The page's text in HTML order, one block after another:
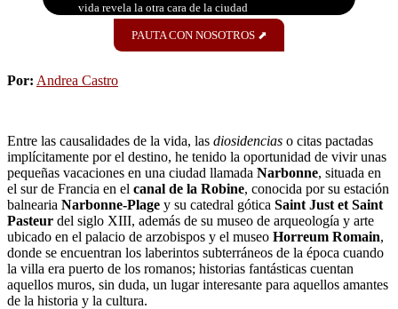
vida revela la otra cara de la ciudad
PAUTA CON NOSOTROS ⬈
Por: Andrea Castro
Entre las causalidades de la vida, las diosidencias o citas pactadas
implícitamente por el destino, he tenido la oportunidad de vivir unas
pequeñas vacaciones en una ciudad llamada Narbonne, situada en
el sur de Francia en el canal de la Robine, conocida por su estación
balnearia Narbonne-Plage y su catedral gótica Saint Just et Saint
Pasteur del siglo XIII, además de su museo de arqueología y arte
ubicado en el palacio de arzobispos y el museo Horreum Romain,
donde se encuentran los laberintos subterráneos de la época cuando
la villa era puerto de los romanos; historias fantásticas cuentan
aquellos muros, sin duda, un lugar interesante para aquellos amantes
de la historia y la cultura.